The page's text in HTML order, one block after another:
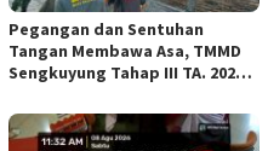
Pegangan dan Sentuhan
Tangan Membawa Asa, TMMD
Sengkuyung Tahap III TA. 2026